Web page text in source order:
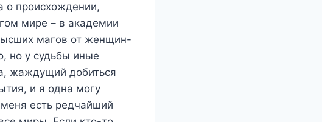
о происхождении,
мире – в академии
магов от женщин-
но у судьбы иные
жаждущий добиться
и я одна могу
есть редчайший